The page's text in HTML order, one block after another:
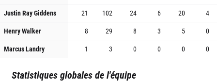
Justin Ray Giddens
21 102 24 6 20
4
Henry Walker
8 29 8 3 5
0
Marcus Landry
1 3 0 0 0 0
Statistiques globales de l'équipe